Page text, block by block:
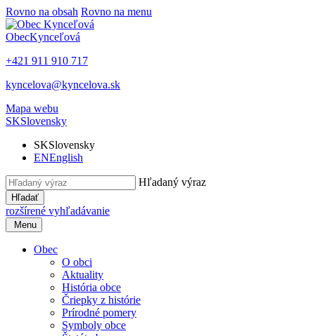
Rovno na obsah Rovno na menu
ObecKynceľová
+421 911 910 717
kyncelova@kyncelova.sk
Mapa webu
SKSlovensky
SKSlovensky
ENEnglish
Hľadaný výraz
Hľadať
rozšírené vyhľadávanie
Menu
Obec
O obci
Aktuality
História obce
Čriepky z histórie
Prírodné pomery
Symboly obce